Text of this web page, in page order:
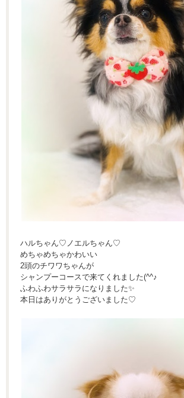
ハルちゃん♡ノエルちゃん♡
めちゃめちゃかわいい
2頭のチワワちゃんが
シャンプーコースで来てくれました(^^♪
ふわふわサラサラになりました✨
本日はありがとうございました♡